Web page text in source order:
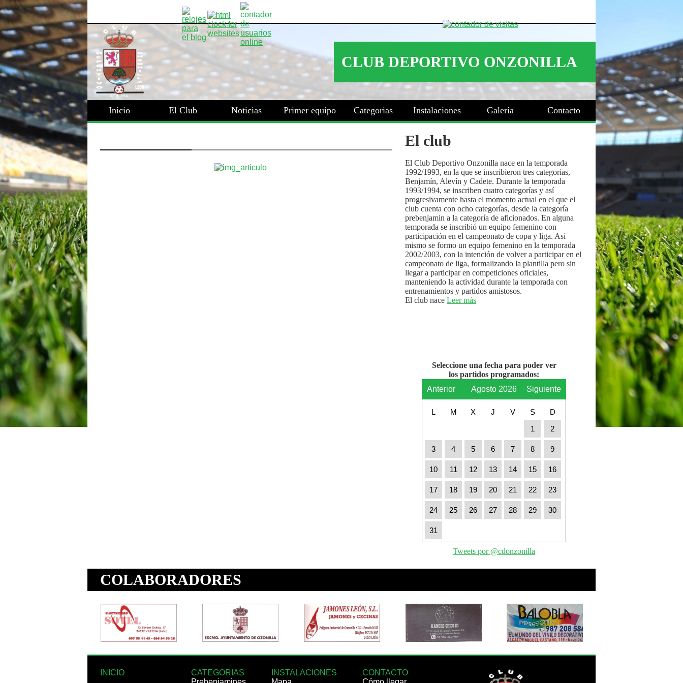
Inicio El Club Noticias Primer equipo Categorias Instalaciones Galería Contacto
El club
El Club Deportivo Onzonilla nace en la temporada
1992/1993, en la que se inscribieron tres categorías,
Benjamín, Alevín y Cadete. Durante la temporada
1993/1994, se inscriben cuatro categorías y así
progresivamente hasta el momento actual en el que el
club cuenta con ocho categorías, desde la categoría
prebenjamin a la categoría de aficionados. En alguna
temporada se inscribió un equipo femenino con
participación en el campeonato de copa y liga. Así
mismo se formo un equipo femenino en la temporada
2002/2003, con la intención de volver a participar en el
campeonato de liga, formalizando la plantilla pero sin
llegar a participar en competiciones oficiales,
manteniendo la actividad durante la temporada con
entrenamientos y partidos amistosos.
El club nace Leer más
Seleccione una fecha para poder ver
los partidos programados:
Anterior
Agosto 2026 Siguiente
L M X J V S
D
1
2
3 4 5 6 7 8 9
10 11 12 13 14 15 16
17 18 19 20 21 22 23
24 25 26 27 28 29 30
31
Tweets por @cdonzonilla
INICIO
CATEGORIAS
INSTALACIONES
CONTACTO